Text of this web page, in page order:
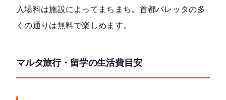
入場料は施設によってまちまち。首都バレッタの多
くの通りは無料で楽しめます。
マルタ旅行・留学の生活費目安